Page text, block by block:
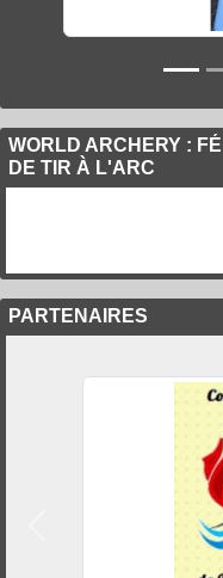
WORLD ARCHERY :
DE TIR À L'ARC
PARTENAIRES